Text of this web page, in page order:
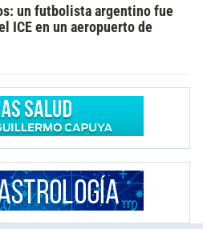
un futbolista argentino fue
ICE en un aeropuerto de